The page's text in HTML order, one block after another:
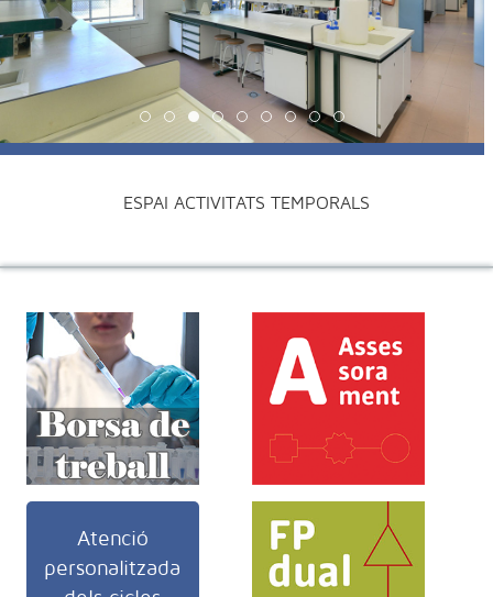
institut-cicles-formatius-bcn 01
institut-cicles-formatius-bcn 02
institut-cicles-formatius-bcn 03
institut-cicles-formatius-bcn 04
institut-cicles-formatius-bcn
institut-cicles-formatius-
institut-cicles-
institut-cicles-
institut-cicles-
ESPAI ACTIVITATS TEMPORALS
Atenció
personalitzada